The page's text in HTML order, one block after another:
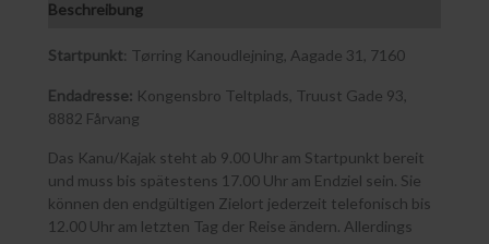
Beschreibung
Startpunkt: Tørring Kanoudlejning, Aagade 31, 7160
Endadresse: Kongensbro Teltplads, Truust Gade 93,
8882 Fårvang
Das Kanu/Kajak steht ab 9.00 Uhr am Startpunkt bereit
und muss bis spätestens 17.00 Uhr am Endziel sein. Sie
können den endgültigen Zielort jederzeit telefonisch bis
12.00 Uhr am letzten Tag der Reise ändern. Allerdings